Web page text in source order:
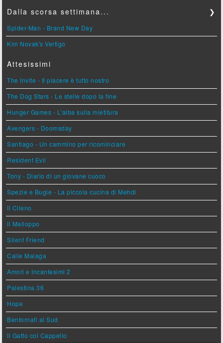
Dalla scorsa settimana... ❯
Spider-Man - Brand New Day
Kim Novak's Vertigo
Attesissimi
The Invite - Il piacere è tutto nostro
The Dog Stars - Le stelle dopo la fine
Hunger Games - L'alba sulla mietitura
Avengers - Doomsday
Santiago - Un cammino per ricominciare
Resident Evil
Tony - Diario di un giovane cuoco
Spezie e Bugie - La piccola cucina di Mehdi
Il Cileno
Il Malloppo
Silent Friend
Calle Malaga
Amori e Incantesimi 2
Palestina 36
Hope
Bentornati al Sud
Il Gatto col Cappello